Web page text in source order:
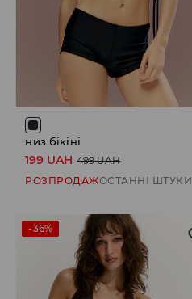
низ бікіні
199 UAH 499 UAH
РОЗПРОДАЖОСТАННІ ШТУКИ
-36%